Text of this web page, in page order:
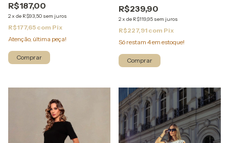
R$187,00
2x de R$93,50 sem juros
R$177,65 com Pix
Atenção, última peça!
Comprar
R$239,90
2x de R$119,95 sem juros
R$227,91 com Pix
Só restam 4em estoque!
Comprar